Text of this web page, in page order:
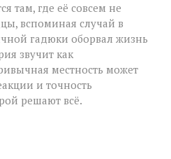
укус:
как
обычная
прогулка
обернулась
трагедией»
там, где её совсем не
вспоминая случай в
гадюки оборвал жизнь
звучит как
местность может
и точность
решают всё.